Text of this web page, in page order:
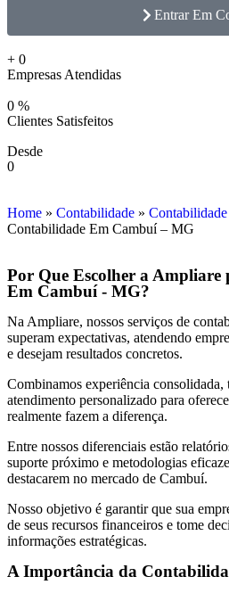
Entrar Em
+ 0
Empresas Atendidas
0 %
Clientes Satisfeitos
Desde
0
Home » Contabilidade »
Contabilidade Em Cambuí – MG
Por Que Escolher a
Em Cambuí - MG?
Na Ampliare, nossos serviços de
superam expectativas, atendendo
e desejam resultados concretos.
Combinamos experiência consolidada,
atendimento personalizado para
realmente fazem a diferença.
Entre nossos diferenciais estão
suporte próximo e metodologias
destacarem no mercado de Cambuí.
Nosso objetivo é garantir que sua
de seus recursos financeiros e tome
informações estratégicas.
A Importância da